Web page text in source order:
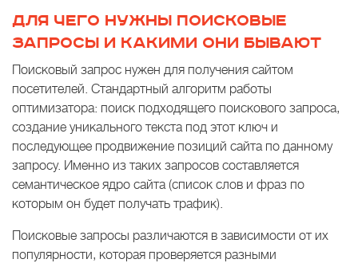
ДЛЯ ЧЕГО НУЖНЫ ПОИСКОВЫЕ
ЗАПРОСЫ И КАКИМИ ОНИ БЫВАЮТ
Поисковый запрос нужен для получения сайтом
посетителей. Стандартный алгоритм работы
оптимизатора: поиск подходящего поискового запроса,
создание уникального текста под этот ключ и
последующее продвижение позиций сайта по данному
запросу. Именно из таких запросов составляется
семантическое ядро сайта (список слов и фраз по
которым он будет получать трафик).
Поисковые запросы различаются в зависимости от их
популярности, которая проверяется разными